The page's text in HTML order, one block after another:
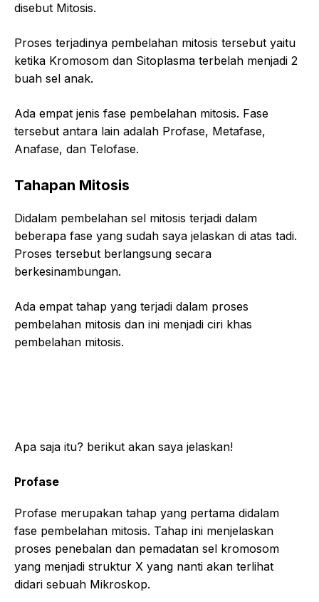
disebut Mitosis.
Proses terjadinya pembelahan mitosis tersebut yaitu
ketika Kromosom dan Sitoplasma terbelah menjadi 2
buah sel anak.
Ada empat jenis fase pembelahan mitosis. Fase
tersebut antara lain adalah Profase, Metafase,
Anafase, dan Telofase.
Tahapan Mitosis
Didalam pembelahan sel mitosis terjadi dalam
beberapa fase yang sudah saya jelaskan di atas tadi.
Proses tersebut berlangsung secara
berkesinambungan.
Ada empat tahap yang terjadi dalam proses
pembelahan mitosis dan ini menjadi ciri khas
pembelahan mitosis.
Apa saja itu? berikut akan saya jelaskan!
Profase
Profase merupakan tahap yang pertama didalam
fase pembelahan mitosis. Tahap ini menjelaskan
proses penebalan dan pemadatan sel kromosom
yang menjadi struktur X yang nanti akan terlihat
didari sebuah Mikroskop.